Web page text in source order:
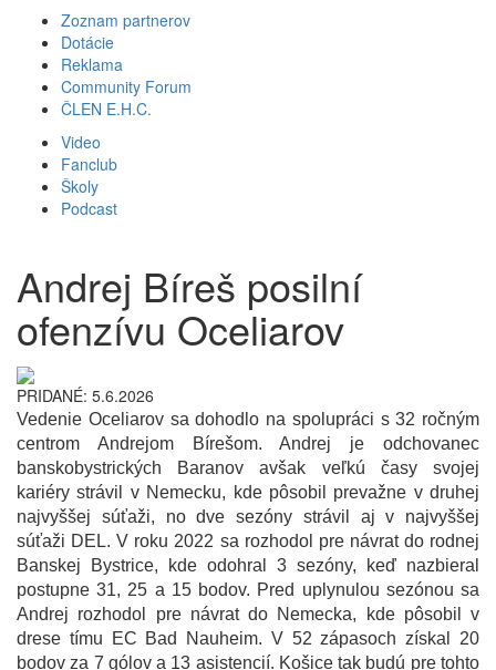
Zoznam partnerov
Dotácie
Reklama
Community Forum
ČLEN E.H.C.
Video
Fanclub
Školy
Podcast
Andrej Bíreš posilní
ofenzívu Oceliarov
PRIDANÉ: 5.6.2026
Vedenie Oceliarov sa dohodlo na spolupráci s 32 ročným
centrom Andrejom Bírešom. Andrej je odchovanec
banskobystrických Baranov avšak veľkú časy svojej
kariéry strávil v Nemecku, kde pôsobil prevažne v druhej
najvyššej súťaži, no dve sezóny strávil aj v najvyššej
súťaži DEL. V roku 2022 sa rozhodol pre návrat do rodnej
Banskej Bystrice, kde odohral 3 sezóny, keď nazbieral
postupne 31, 25 a 15 bodov. Pred uplynulou sezónou sa
Andrej rozhodol pre návrat do Nemecka, kde pôsobil v
drese tímu EC Bad Nauheim. V 52 zápasoch získal 20
bodov za 7 gólov a 13 asistencií. Košice tak budú pre tohto